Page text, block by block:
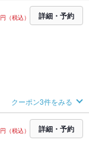
円（税込） 詳細・予約
クーポン3件をみる
円（税込） 詳細・予約